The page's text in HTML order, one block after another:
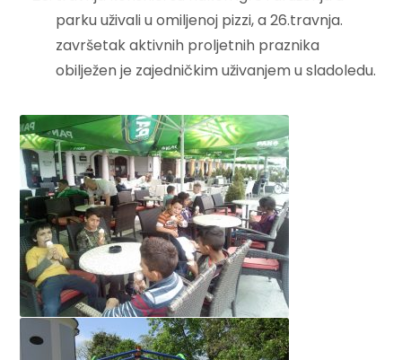
parku uživali u omiljenoj pizzi, a 26.travnja.
završetak aktivnih proljetnih praznika
obilježen je zajedničkim uživanjem u sladoledu.